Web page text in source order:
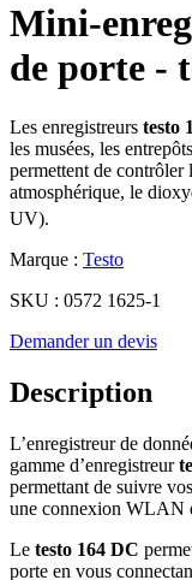
Mini-
de porte -
Les enregistreurs testo
les musées, les
permettent de contrôler
atmosphérique, le
UV).
Marque : Testo
SKU : 0572 1625-1
Demander un devis
Description
L’enregistreur de
gamme d’enregistreur
permettant de suivre
une connexion WLAN
Le testo 164 DC
porte en vous